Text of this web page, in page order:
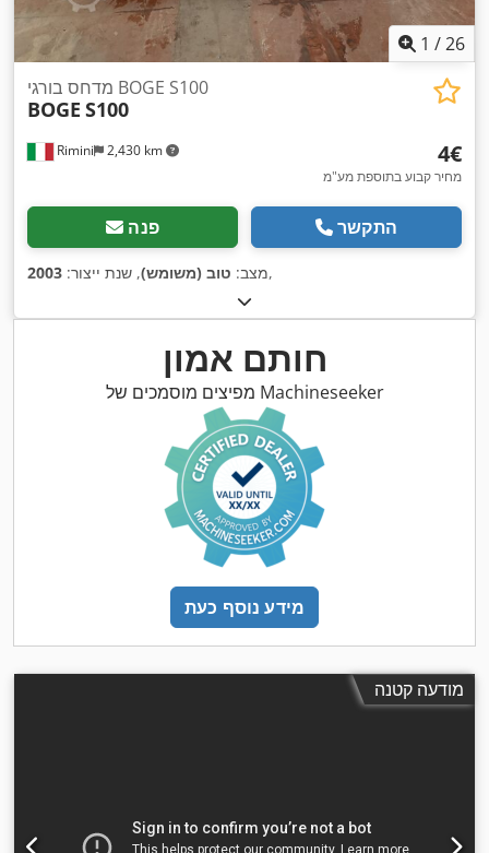
1 /26
Rimini 2,430 km
מדחס בורגי BOGE S100
BOGE S100
‏4 ‏€
מחיר קבוע בתוספת מע"מ
פנה התקשר
מצב: טוב (משומש), שנת ייצור: 2003 ,
חותם אמון
מפיצים מוסמכים של Machineseeker
מידע נוסף כעת
מודעה קטנה